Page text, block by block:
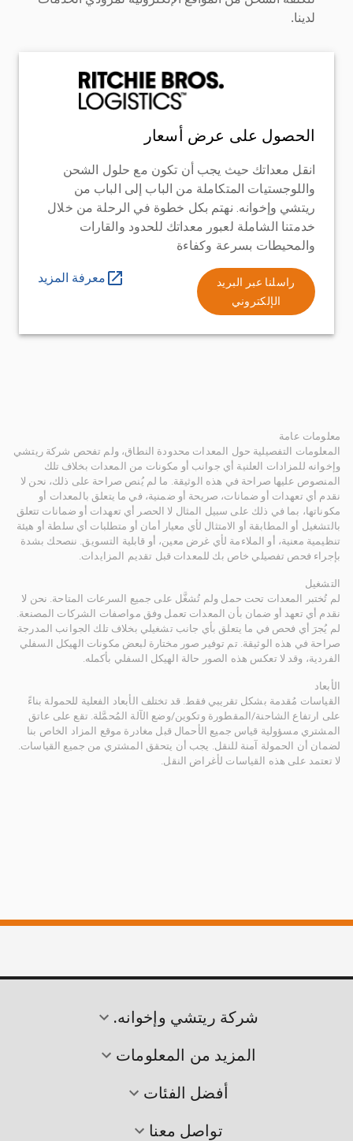
لدينا.
الحصول على عرض أسعار
انقل معداتك حيث يجب أن تكون مع حلول الشحن
واللوجستيات المتكاملة من الباب إلى الباب من
ريتشي وإخوانه. نهتم بكل خطوة في الرحلة من خلال
خدمتنا الشاملة لعبور معداتك للحدود والقارات
والمحيطات بسرعة وكفاءة
راسلنا عبر البريد
الإلكتروني
معرفة المزيد
معلومات عامة
المعلومات التفصيلية حول المعدات محدودة النطاق، ولم تفحص شركة ريتشي
وإخوانه للمزادات العلنية أي جوانب أو مكونات من المعدات بخلاف تلك
المنصوص عليها صراحة في هذه الوثيقة. ما لم يُنص صراحة على ذلك، نحن لا
نقدم أي تعهدات أو ضمانات، صريحة أو ضمنية، في ما يتعلق بالمعدات أو
مكوناتها، بما في ذلك على سبيل المثال لا الحصر أي تعهدات أو ضمانات تتعلق
بالتشغيل أو المطابقة أو الامتثال لأي معيار أمان أو متطلبات أي سلطة أو هيئة
تنظيمية معنية، أو الملاءمة لأي غرض معين، أو قابلية التسويق. ننصحك بشدة
بإجراء فحص تفصيلي خاص بك للمعدات قبل تقديم المزايدات.
التشغيل
لم تُختبر المعدات تحت حمل ولم تُشغَّل على جميع السرعات المتاحة. نحن لا
نقدم أي تعهد أو ضمان بأن المعدات تعمل وفق مواصفات الشركات المصنعة.
لم يُجرَ أي فحص في ما يتعلق بأي جانب تشغيلي بخلاف تلك الجوانب المدرجة
صراحة في هذه الوثيقة. تم توفير صور مختارة لبعض مكونات الهيكل السفلي
الفردية، وقد لا تعكس هذه الصور حالة الهيكل السفلي بأكمله.
الأبعاد
القياسات مُقدمة بشكل تقريبي فقط. قد تختلف الأبعاد الفعلية للحمولة بناءً
على ارتفاع الشاحنة/المقطورة وتكوين/وضع الآلة المُحمَّلة. تقع على عاتق
المشتري مسؤولية قياس جميع الأحمال قبل مغادرة موقع المزاد الخاص بنا
لضمان أن الحمولة آمنة للنقل. يجب أن يتحقق المشتري من جميع القياسات.
لا تعتمد على هذه القياسات لأغراض النقل.
شركة ريتشي وإخوانه.
المزيد من المعلومات
أفضل الفئات
تواصل معنا